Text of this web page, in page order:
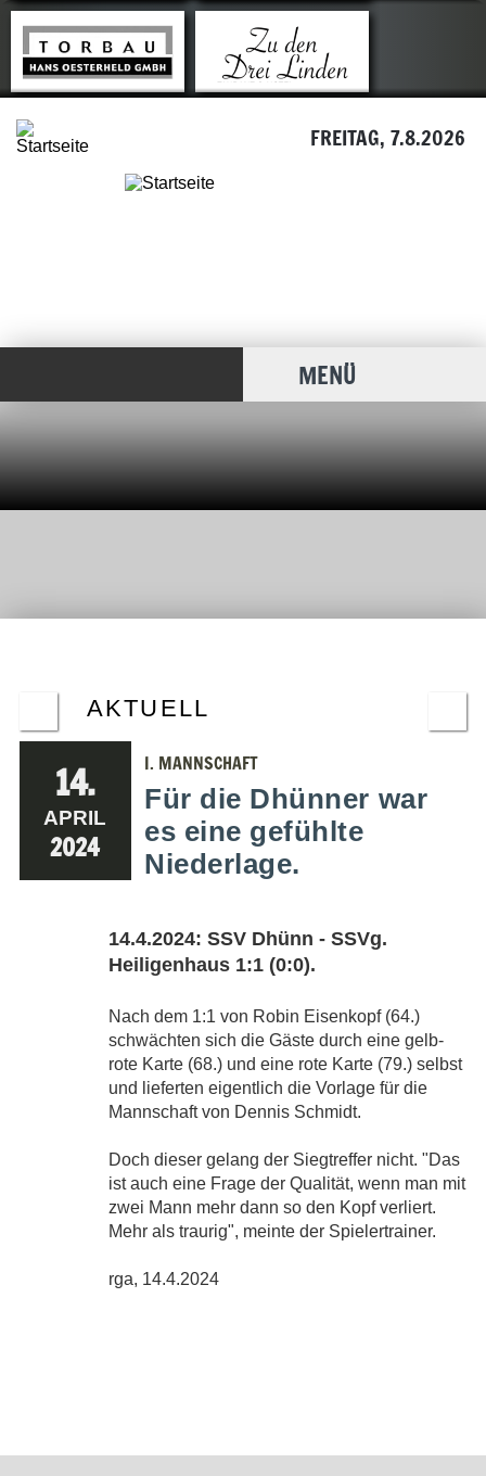
FREITAG, 7.8.2026
MENÜ
AKTUELL
14.
APRIL
2024
I. MANNSCHAFT
Für die Dhünner war
es eine gefühlte
Niederlage.
14.4.2024: SSV Dhünn - SSVg.
Heiligenhaus 1:1 (0:0).
Nach dem 1:1 von Robin Eisenkopf (64.)
schwächten sich die Gäste durch eine gelb-
rote Karte (68.) und eine rote Karte (79.) selbst
und lieferten eigentlich die Vorlage für die
Mannschaft von Dennis Schmidt.
Doch dieser gelang der Siegtreffer nicht. "Das
ist auch eine Frage der Qualität, wenn man mit
zwei Mann mehr dann so den Kopf verliert.
Mehr als traurig", meinte der Spielertrainer.
rga, 14.4.2024